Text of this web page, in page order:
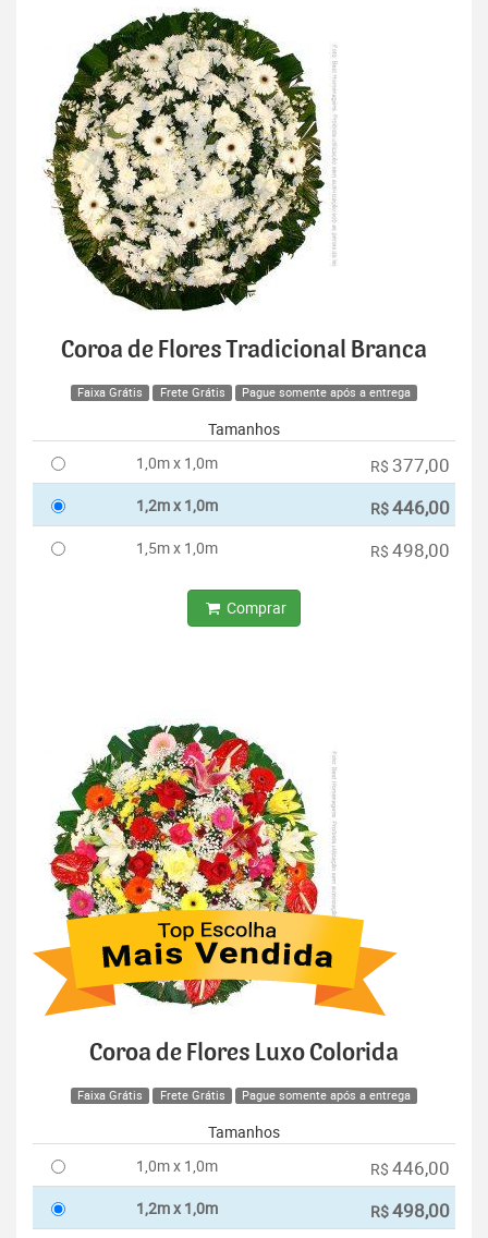
Coroa de Flores Tradicional Branca
Faixa Grátis Frete Grátis Pague somente após a entrega
Tamanhos
1,0m x 1,0m
R$ 377,00
1,2m x 1,0m R$446,00
1,5m x 1,0m R$ 498,00
Comprar
Coroa de Flores Luxo Colorida
Faixa Grátis Frete Grátis Pague somente após a entrega
Tamanhos
1,0m x 1,0m
R$ 446,00
1,2m x 1,0m R$498,00